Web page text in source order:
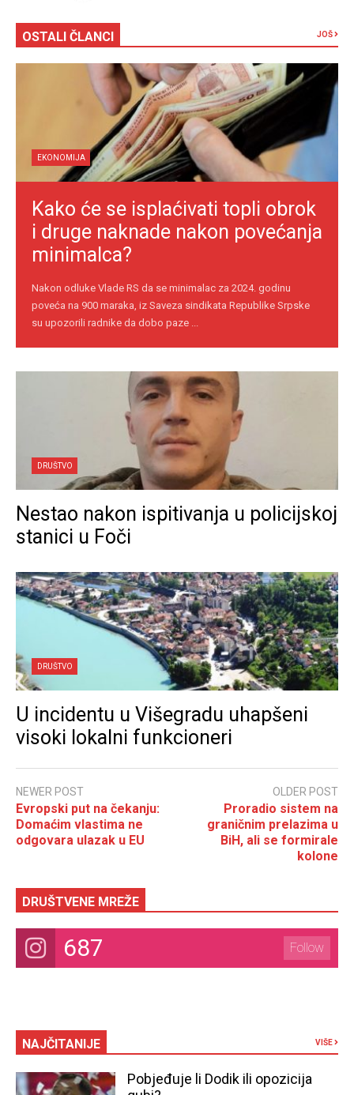
OSTALI ČLANCI JOŠ
EKONOMIJA
Kako će se isplaćivati topli obrok
i druge naknade nakon povećanja
minimalca?
Nakon odluke Vlade RS da se minimalac za 2024. godinu
poveća na 900 maraka, iz Saveza sindikata Republike Srpske
su upozorili radnike da dobo paze ...
DRUŠTVO
Nestao nakon ispitivanja u policijskoj
stanici u Foči
DRUŠTVO
U incidentu u Višegradu uhapšeni
visoki lokalni funkcioneri
NEWER POST
Evropski put na čekanju:
Domaćim vlastima ne
odgovara ulazak u EU
OLDER POST
Proradio sistem na
graničnim prelazima u
BiH, ali se formirale
kolone
DRUŠTVENE MREŽE
687 Follow
NAJČITANIJE VIŠE
Pobjeđuje li Dodik ili opozicija